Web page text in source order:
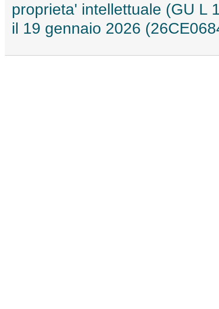
proprieta' intellettuale (GU L
il 19 gennaio 2026